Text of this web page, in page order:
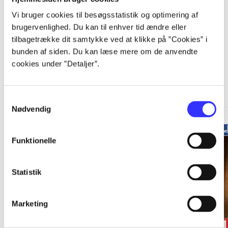
Vi bruger cookies til besøgsstatistik og optimering af
brugervenlighed. Du kan til enhver tid ændre eller
tilbagetrække dit samtykke ved at klikke på ”Cookies” i
bunden af siden. Du kan læse mere om de anvendte
cookies under ”Detaljer”.
Nødvendig
Funktionelle
Statistik
Marketing
A Telltale Games series